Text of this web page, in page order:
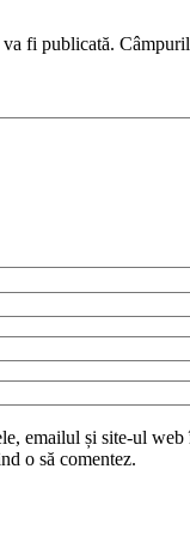
fi publicată.
emailul și site-ul web
o să comentez.